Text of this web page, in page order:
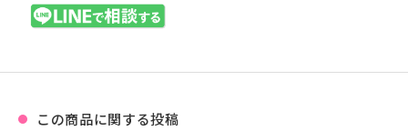
この商品に関する投稿